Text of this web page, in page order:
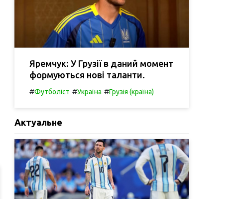
Яремчук: У Грузії в даний момент
формуються нові таланти.
#Футболіст #Україна #Грузія (країна)
Актуальне